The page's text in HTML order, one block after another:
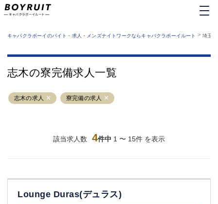
業種から探す
運営者情報
サイトマップ
キャバクラボーイのバイト・求人・メンズナイトワークならキャバクラボーイルート > 埼玉
志木の寮完備求人一覧
志木の求人 寮完備の求人
該当求人数 4件中 1 〜 15件 を表示
Lounge Duras(デュラス)
六本木
池袋
吉祥寺
練馬
恵比寿
蒲田
北千住